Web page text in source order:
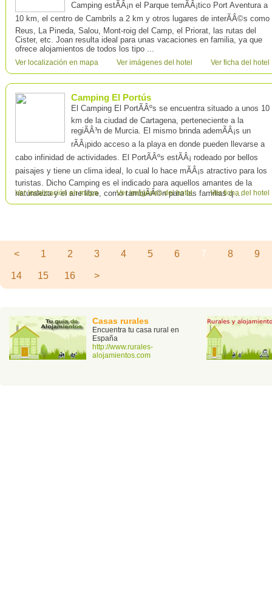
Camping estÃÂ¡n el Parque temÃÂ¡tico Port Aventura a
10 km, el centro de Cambrils a 2 km y otros lugares de interÃÂ©s como
Reus, La Pineda, Salou, Mont-roig del Camp, el Priorat, las rutas del
Cister, etc. Joan resulta ideal para unas vacaciones en familia, ya que
ofrece alojamientos de todos los tipo ...
Ver localización en mapa Ver imágenes del hotel Ver ficha del hotel
Camping El Portús
El Camping El PortÃÂºs se encuentra situado a unos 10
km de la ciudad de Cartagena, perteneciente a la
regiÃÂ³n de Murcia. El mismo brinda ademÃÂ¡s un
rÃÂ¡pido acceso a la playa en donde pueden llevarse a
cabo infinidad de actividades. El PortÃÂºs estÃÂ¡ rodeado por bellos
paisajes y tiene un clima ideal, lo cual lo hace mÃÂ¡s atractivo para los
turistas. Dicho Camping es el indicado para aquellos amantes de la
naturaleza y el aire libre, como tambiÃÂ©n para las familias q ...
Ver localización en mapa Ver imágenes del hotel Ver ficha del hotel
< 1 2 3 4 5 6 7 8 9
14 15 16 >
Casas rurales
Encuentra tu casa rural en
España
http://www.rurales-
alojamientos.com